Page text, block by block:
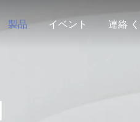
製品 イベント